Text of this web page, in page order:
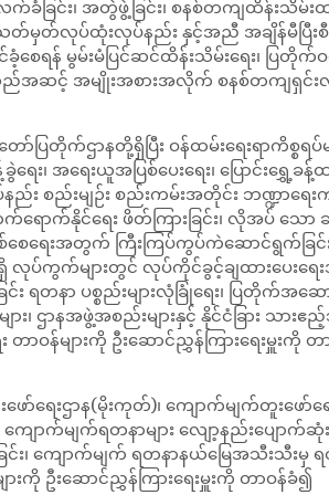
က်ခံခြင်း၊ အတွဲဖွဲ့ခြင်း၊ စနစ်တကျထိန်းသိမ်းထ
သတ်မှတ်လုပ်ထုံးလုပ်နည်း နှင့်အညီ အချိန်မီပြီးစီ
ေရန် မွမ်းမံပြင်ဆင်ထိန်းသိမ်းရေး၊ ပြတိုက်ဝ
ည်အဆင့် အမျိုးအစားအလိုက် စနစ်တကျရှင်း
ြတိုက်ဌာနတို့ရှိပြီး ဝန်ထမ်းရေးရာကိစ္စရပ်မ
၊ အရေးယူအပြစ်ပေးရေး၊ ပြောင်းရွှေ့ခန့်ထ
ည်း စည်းမျဉ်း စည်းကမ်းအတိုင်း ဘဏ္ဍာရေး
ောက်နိုင်ရေး ဖိတ်ကြားခြင်း၊ လိုအပ် သေ
စေရေးအတွက် ကြီးကြပ်ကွပ်ကဲဆောင်ရွက်ခြင်း
ရှိ လုပ်ကွက်များတွင် လုပ်ကိုင်ခွင့်ချထားပေးရ
တနာ ပစ္စည်းများလုံခြုံရေး၊ ပြတိုက်အဆေ
း၊ ဌာနအဖွဲ့အစည်းများနှင့် နိုင်ငံခြား သား
န်များကို ဦးဆောင်ညွှန်ကြားရေးမှူးကို တ
ရေးဌာန(မိုးကုတ်)၊ ကျောက်မျက်တူးဖော်ရ
ျောက်မျက်ရတနာများ လျော့နည်းပျောက်ဆုံ
း၊ ကျောက်မျက် ရတနာနယ်မြေအသီးသီးမှ
းကို ဦးဆောင်ညွှန်ကြားရေးမှူးကို တာဝန်ခံ၍